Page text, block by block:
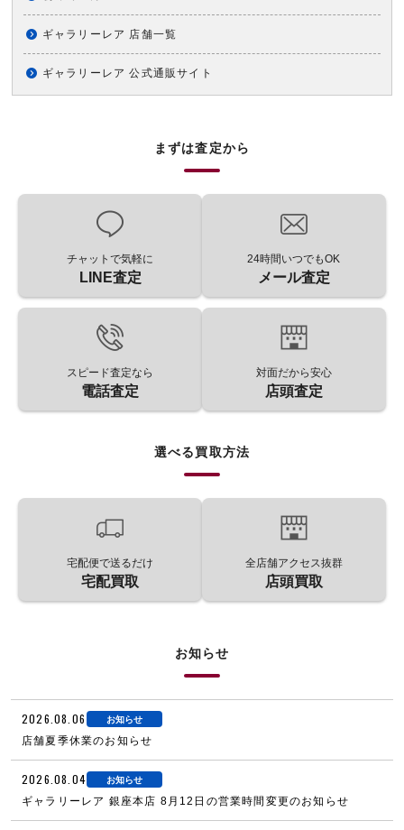
ギャラリーレア 店舗一覧
ギャラリーレア 公式通販サイト
まずは査定から
チャットで気軽に
LINE査定
24時間いつでもOK
メール査定
スピード査定なら
電話査定
対面だから安心
店頭査定
選べる買取方法
宅配便で送るだけ
宅配買取
全店舗アクセス抜群
店頭買取
お知らせ
2026.08.06 お知らせ
店舗夏季休業のお知らせ
2026.08.04 お知らせ
ギャラリーレア 銀座本店 8月12日の営業時間変更のお知らせ